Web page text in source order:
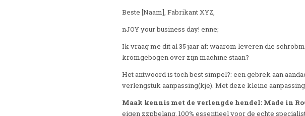
Beste [Naam], Fabrikant XYZ,
nJOY your business day! enne;
Ik vraag me dit al 35 jaar af: waarom leveren die
kromgebogen over zijn machine staan?
Het antwoord is toch best simpel?: een gebrek aan
verlengstuk aanpassing(kje). Met deze kleine
Maak kennis met de verlengde hendel: Made in
eigen zzpbelang, 100% essentieel voor de echte